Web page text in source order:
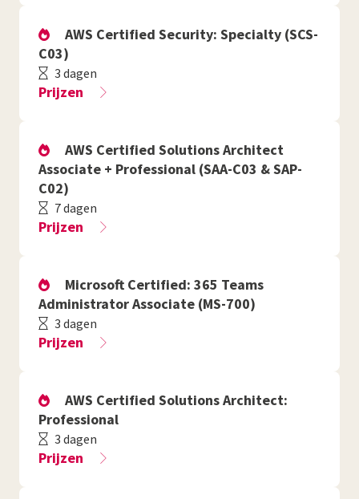
AWS Certified Security: Specialty (SCS-
C03)
3 dagen
Prijzen
AWS Certified Solutions Architect
Associate + Professional (SAA-C03 & SAP-
C02)
7 dagen
Prijzen
Microsoft Certified: 365 Teams
Administrator Associate (MS-700)
3 dagen
Prijzen
AWS Certified Solutions Architect:
Professional
3 dagen
Prijzen